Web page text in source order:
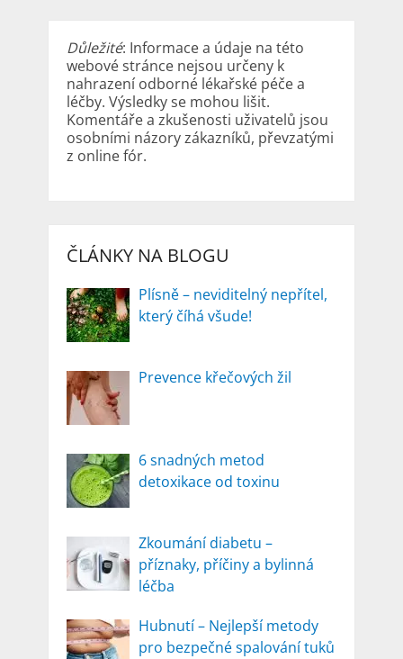
Důležité: Informace a údaje na této
webové stránce nejsou určeny k
nahrazení odborné lékařské péče a
léčby. Výsledky se mohou lišit.
Komentáře a zkušenosti uživatelů jsou
osobními názory zákazníků, převzatými
z online fór.
ČLÁNKY NA BLOGU
Plísně – neviditelný nepřítel,
který číhá všude!
Prevence křečových žil
6 snadných metod
detoxikace od toxinu
Zkoumání diabetu –
příznaky, příčiny a bylinná
léčba
Hubnutí – Nejlepší metody
pro bezpečné spalování tuků